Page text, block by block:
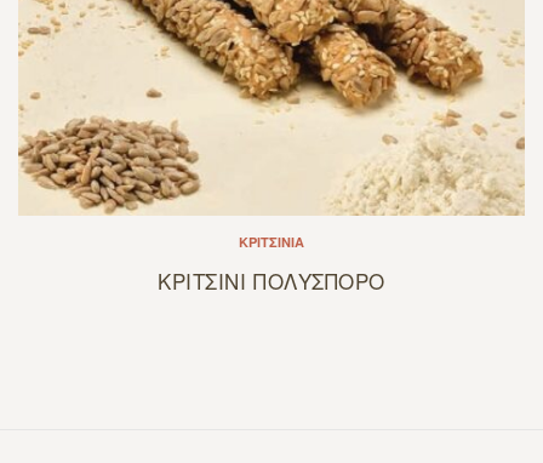
ΚΡΙΤΣΊΝΙΑ
ΚΡΙΤΣΙΝΙ ΠΟΛΥΣΠΟΡΟ